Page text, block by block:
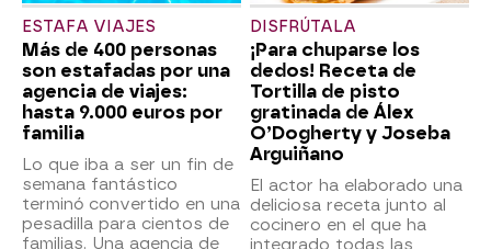
ESTAFA VIAJES
Más de 400 personas
son estafadas por una
agencia de viajes:
hasta 9.000 euros por
familia
Lo que iba a ser un fin de
semana fantástico
terminó convertido en una
pesadilla para cientos de
familias. Una agencia de
DISFRÚTALA
¡Para chuparse los
dedos! Receta de
Tortilla de pisto
gratinada de Álex
O’Dogherty y Joseba
Arguiñano
El actor ha elaborado una
deliciosa receta junto al
cocinero en el que ha
integrado todas las